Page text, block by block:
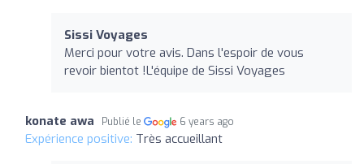
Sissi Voyages
Merci pour votre avis. Dans l'espoir de vous
revoir bientot !L'équipe de Sissi Voyages
konate awa Publié le 6 years ago
Expérience positive: Très accueillant